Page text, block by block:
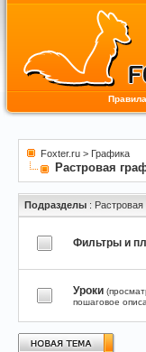
Правила
Foxter.ru > Графика
Растровая
Подразделы : Растровая
Фильтры и
Уроки
пошаговое